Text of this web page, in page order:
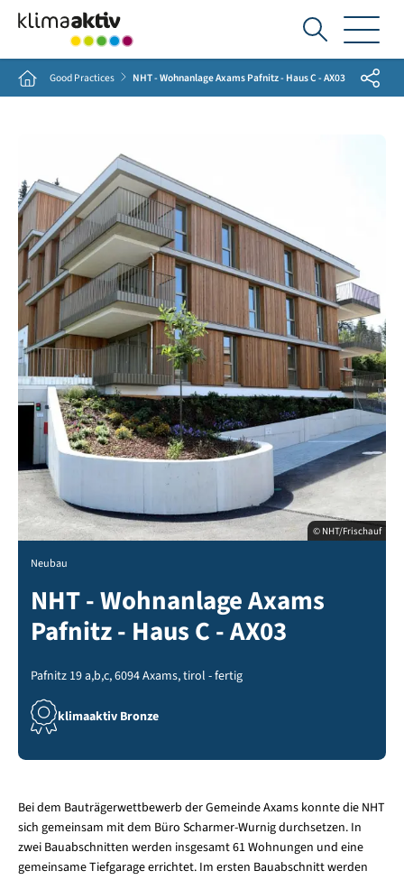
Ich
suche...
Home Good Practices NHT - Wohnanlage Axams Pafnitz - Haus C - AX03 Share
© NHT/Frischauf
Neubau
NHT - Wohnanlage Axams
Pafnitz - Haus C - AX03
Pafnitz 19 a,b,c, 6094 Axams, tirol - fertig
klimaaktiv Bronze
Bei dem Bauträgerwettbewerb der Gemeinde Axams konnte die NHT
sich gemeinsam mit dem Büro Scharmer-Wurnig durchsetzen. In
zwei Bauabschnitten werden insgesamt 61 Wohnungen und eine
gemeinsame Tiefgarage errichtet. Im ersten Bauabschnitt werden